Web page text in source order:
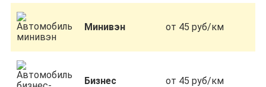
Минивэн от 45 руб/км
Бизнес от 45 руб/км